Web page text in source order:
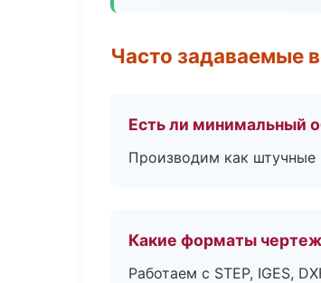
Часто задаваемые
Есть ли минимальный
Производим как штучные
Какие форматы
Работаем с STEP, IGES,